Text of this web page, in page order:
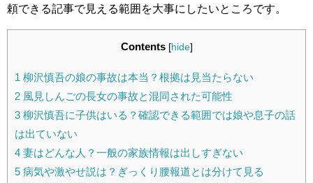
頼できる記事で見える範囲を大事にしたいところです。
Contents [hide]
1 柳沢慎吾の娘の事故は本当？根拠は見当たらない
2 風見しんごの長女の事故と混同された可能性
3 柳沢慎吾に子供はいる？確認できる範囲では娘や息子の話
は出ていない
4 妻はどんな人？一般の家族情報は出しすぎない
5 病気や激やせ説は？ぎっくり腰報道とは分けて見る